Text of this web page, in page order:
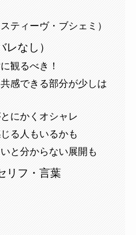
ティーヴ・ブシェミ）
なし）
観るべき！
感できる部分が少しは
にかくオシャレ
る人もいるかも
と分からない展開も
リフ・言葉